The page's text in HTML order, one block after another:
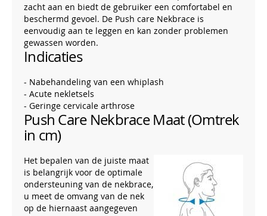
zacht aan en biedt de gebruiker een comfortabel en
beschermd gevoel. De Push care Nekbrace is
eenvoudig aan te leggen en kan zonder problemen
gewassen worden.
Indicaties
- Nabehandeling van een whiplash
- Acute nekletsels
- Geringe cervicale arthrose
Push Care Nekbrace Maat (Omtrek
in cm)
Het bepalen van de juiste maat
is belangrijk voor de optimale
ondersteuning van de nekbrace,
u meet de omvang van de nek
op de hiernaast aangegeven